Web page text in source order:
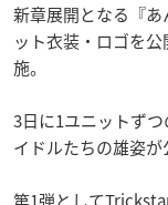
新章展開となる『
ット衣装・ロゴを
施。
3日に1ユニットず
イドルたちの雄姿が
第1弾として